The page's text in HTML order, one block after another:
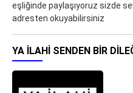
eşliğinde paylaşıyoruz sizde
adresten okuyabilirsiniz
YA ILAHI SENDEN BIR